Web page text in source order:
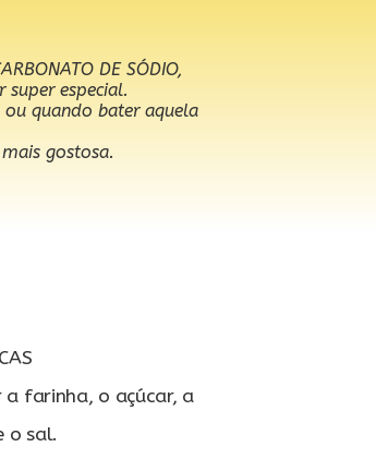
DE SÓDIO,
super especial.
quando bater aquela
gostosa.
a farinha, o açúcar, a
o sal.